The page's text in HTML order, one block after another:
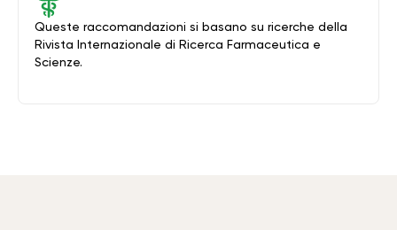
Queste raccomandazioni si basano su ricerche della
Rivista Internazionale di Ricerca Farmaceutica e
Scienze.